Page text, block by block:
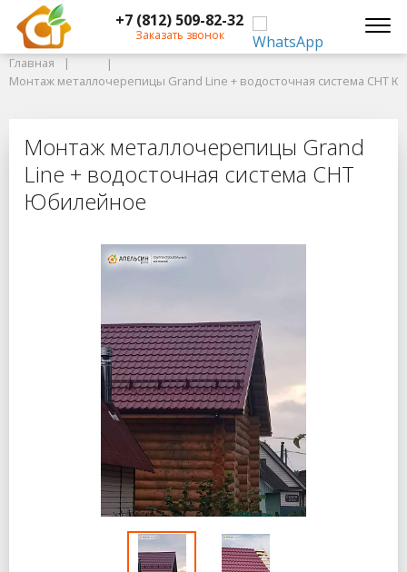
+7 (812) 509-82-32
Заказать звонок
Главная
Монтаж металлочерепицы Grand Line + водосточная система СНТ
Монтаж металлочерепицы Grand
Главная
Монтаж металлочерепицы Grand Line + водосточная система СНТ
Монтаж металлочерепицы Grand
Line + водосточная система СНТ
Юбилейное